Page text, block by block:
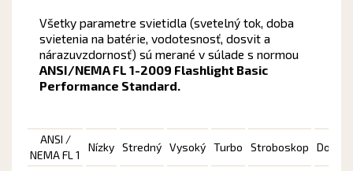
Všetky parametre svietidla (svetelný tok, doba
svietenia na batérie, vodotesnosť, dosvit a
nárazuvzdornosť) sú merané v súlade s normou
ANSI/NEMA FL 1-2009 Flashlight Basic
Performance Standard.
ANSI /
NEMA FL 1
Nízky Stredný Vysoký Turbo Stroboskop Dosvit